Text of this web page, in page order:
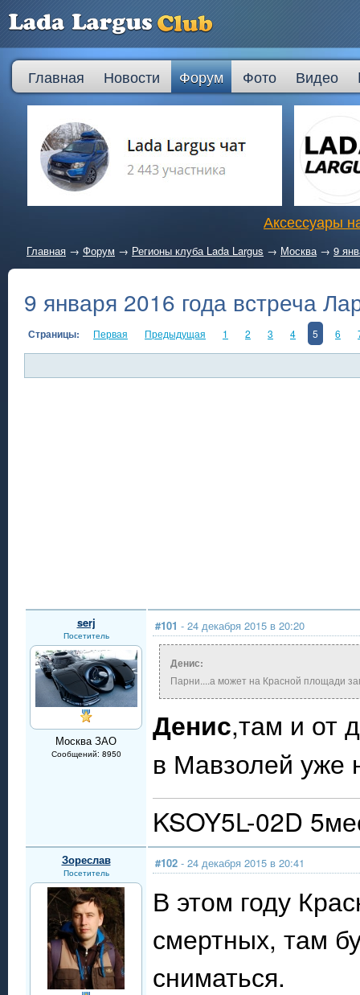
Главная Новости Форум Фото Видео
Аксессуары
Главная → Форум → Регионы клуба Lada Largus → Москва→ 9
9 января 2016 года встреча
Страницы: Первая Предыдущая 1 2 3 4 5 6
serj
Посетитель
Москва ЗАО
Сообщений: 8950
#101 - 24 декабря 2015 в 20:20
Денис:
Парни....а может на Красной площади
Денис,там и от
в Мавзолей уже
KSOY5L-02D
Зореслав
Посетитель
#102 - 24 декабря 2015 в 20:41
В этом году
смертных, там
сниматься.